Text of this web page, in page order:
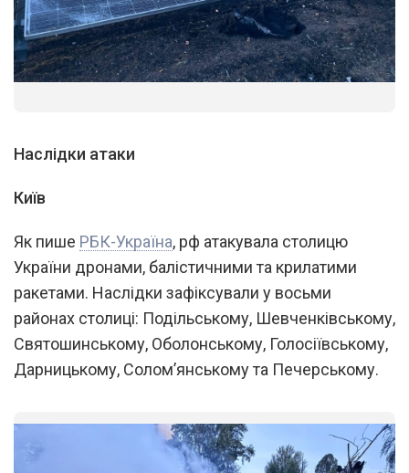
Наслідки атаки
Київ
Як пише РБК-Україна, рф атакувала столицю
України дронами, балістичними та крилатими
ракетами. Наслідки зафіксували у восьми
районах столиці: Подільському, Шевченківському,
Святошинському, Оболонському, Голосіївському,
Дарницькому, Солом’янському та Печерському.